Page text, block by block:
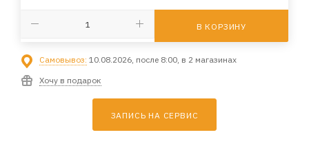
В КОРЗИНУ
Самовывоз: 10.08.2026, после 8:00, в 2 магазинах
Хочу в подарок
ЗАПИСЬ НА СЕРВИС